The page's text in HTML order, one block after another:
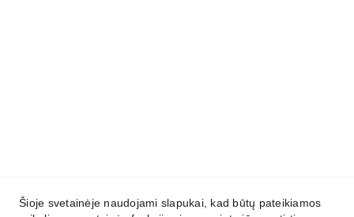
Šioje svetainėje naudojami slapukai, kad būtų pateikiamos